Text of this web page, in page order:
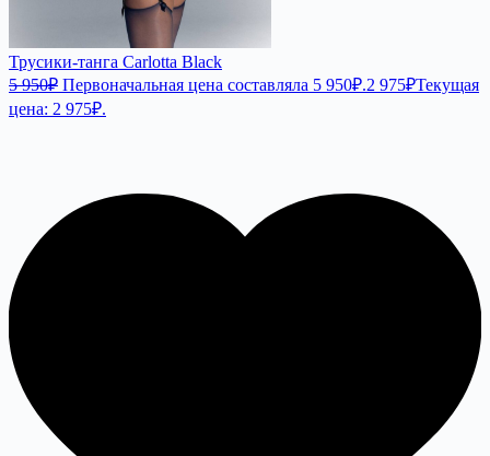
Трусики-танга Carlotta Black
5 950₽ Первоначальная цена составляла 5 950₽.2 975₽Текущая
цена: 2 975₽.